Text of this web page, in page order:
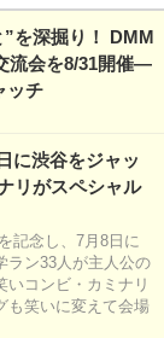
を深掘り！ DMM
流会を8/31開催―
ッチ
に渋谷をジャッ
リがスペシャル
記念し、7月8日に
ラン33人が主人公の
いコンビ・カミナリ
も笑いに変えて会場